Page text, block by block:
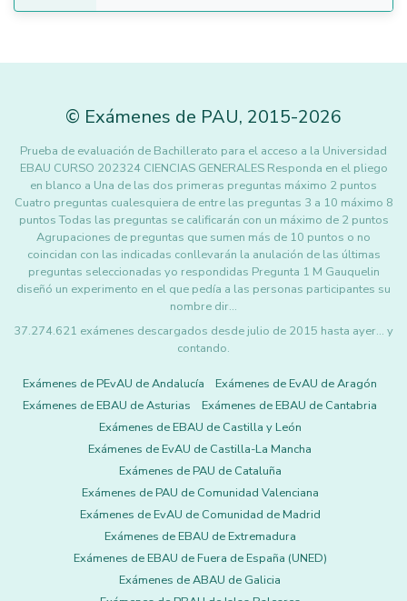
© Exámenes de PAU, 2015-2026
Prueba de evaluación de Bachillerato para el acceso a la Universidad
EBAU CURSO 202324 CIENCIAS GENERALES Responda en el pliego
en blanco a Una de las dos primeras preguntas máximo 2 puntos
Cuatro preguntas cualesquiera de entre las preguntas 3 a 10 máximo 8
puntos Todas las preguntas se calificarán con un máximo de 2 puntos
Agrupaciones de preguntas que sumen más de 10 puntos o no
coincidan con las indicadas conllevarán la anulación de las últimas
preguntas seleccionadas yo respondidas Pregunta 1 M Gauquelin
diseñó un experimento en el que pedía a las personas participantes su
nombre dir…
37.274.621 exámenes descargados desde julio de 2015 hasta ayer... y
contando.
Exámenes de PEvAU de Andalucía
Exámenes de EvAU de Aragón
Exámenes de EBAU de Asturias
Exámenes de EBAU de Cantabria
Exámenes de EBAU de Castilla y León
Exámenes de EvAU de Castilla-La Mancha
Exámenes de PAU de Cataluña
Exámenes de PAU de Comunidad Valenciana
Exámenes de EvAU de Comunidad de Madrid
Exámenes de EBAU de Extremadura
Exámenes de EBAU de Fuera de España (UNED)
Exámenes de ABAU de Galicia